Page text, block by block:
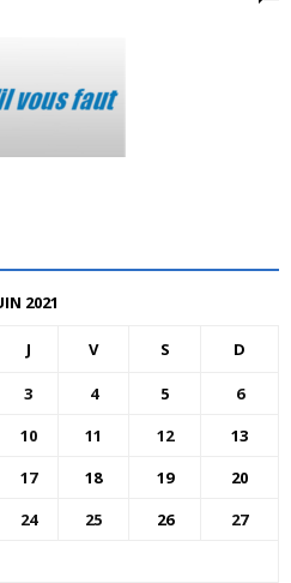
2021
J V S D
3 4 5
6
10 11 12
13
17 18 19
20
24 25 26
27